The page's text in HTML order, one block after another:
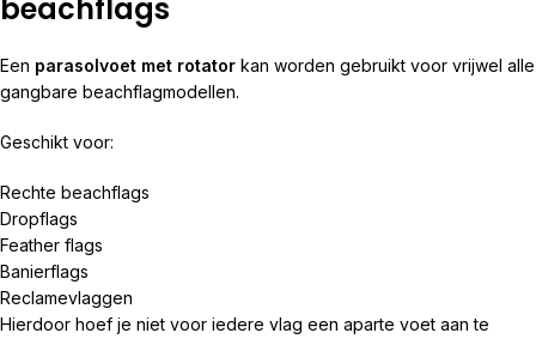
beachflags
Een parasolvoet met rotator kan worden gebruikt voor vrijwel alle
gangbare beachflagmodellen.
Geschikt voor:
Rechte beachflags
Dropflags
Feather flags
Banierflags
Reclamevlaggen
Hierdoor hoef je niet voor iedere vlag een aparte voet aan te